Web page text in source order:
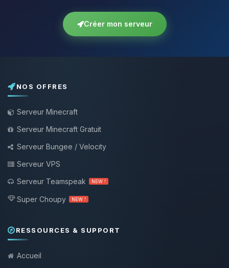
Créer mon serveur
NOS OFFRES
Serveur Minecraft
Serveur Minecraft Gratuit
Serveur Bungee / Velocity
Serveur VPS
Serveur Teamspeak
NEW !
Super Choupy NEW !
RESSOURCES & SUPPORT
Accueil